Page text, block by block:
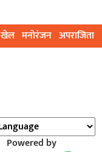
खेल मनोरंजन अपराजिता
Powered by